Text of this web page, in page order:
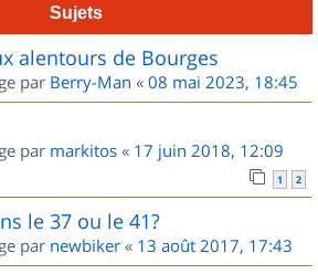
Sujets
alentours de Bourges
par Berry-Man « 08 mai 2023, 18:45
par markitos « 17 juin 2018, 12:09
1 2
le 37 ou le 41?
par newbiker « 13 août 2017, 17:43